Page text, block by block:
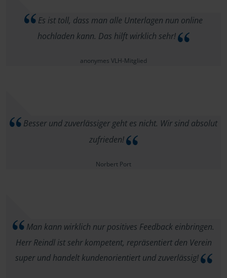
Es ist toll, dass man alle Unterlagen nun online
hochladen kann. Das hilft wirklich sehr!
anonymes VLH-Mitglied
Besser und zuverlässiger geht es nicht. Wir sind absolut
zufrieden!
Norbert Port
Man kann wirklich nur positives Feedback einbringen.
Herr Reindl ist sehr kompetent, repräsentiert den Verein
super und handelt kundenorientiert und zuverlässig!